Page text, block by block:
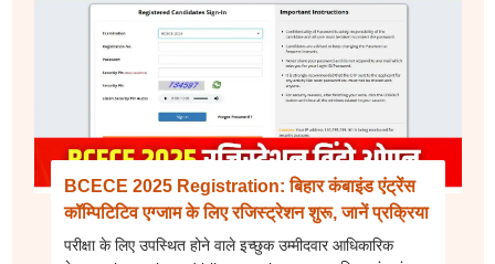
BCECE 2025 Registration: बिहार कंबाइंड एंट्रेंस
कॉम्पिटिटिव एग्जाम के लिए रजिस्ट्रेशन शुरू, जानें प्रक्रिया
परीक्षा के लिए उपस्थित होने वाले इच्छुक उम्मीदवार आधिकारिक